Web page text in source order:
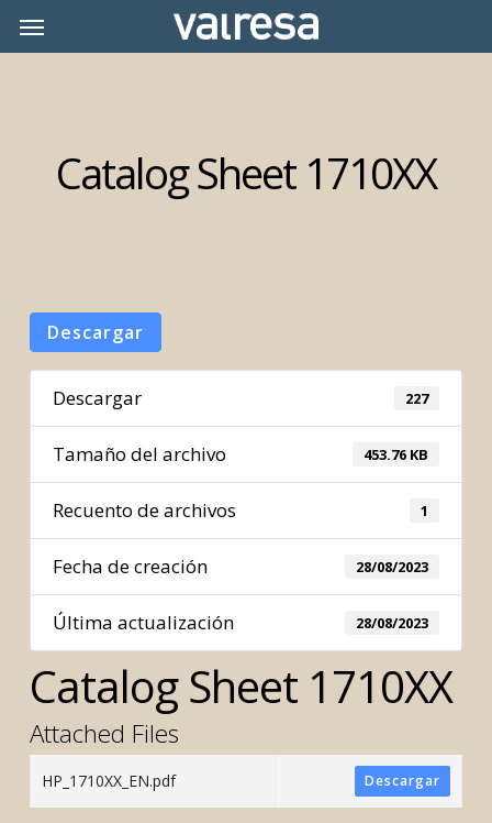
Menu
Catalog Sheet 1710XX
Descargar
Descargar 227
Tamaño del archivo 453.76 KB
Recuento de archivos 1
Fecha de creación 28/08/2023
Última actualización 28/08/2023
Catalog Sheet 1710XX
Attached Files
HP_1710XX_EN.pdf Descargar